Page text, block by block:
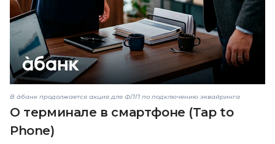
В àбанк продолжается акция для ФЛП по подключению эквайринга
О терминале в смартфоне (Tap to
Phone)